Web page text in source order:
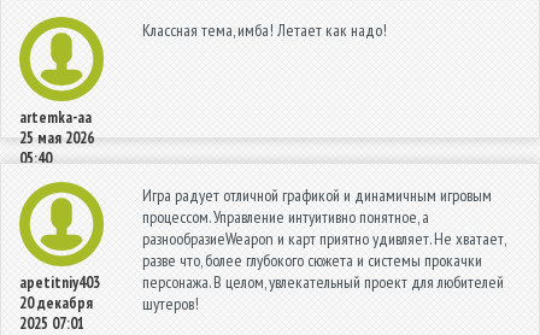
artemka-aa
25 мая 2026
05:40
Классная тема, имба! Летает как надо!
apetitniy403
20 декабря
2025 07:01
Игра радует отличной графикой и динамичным игровым
процессом. Управление интуитивно понятное, а
разнообразиеWeapon и карт приятно удивляет. Не хватает,
разве что, более глубокого сюжета и системы прокачки
персонажа. В целом, увлекательный проект для любителей
шутеров!